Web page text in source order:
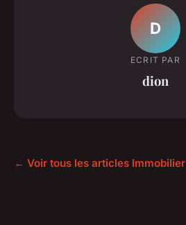
D
ECRIT PAR
dion
← Voir tous les articles Immobilier